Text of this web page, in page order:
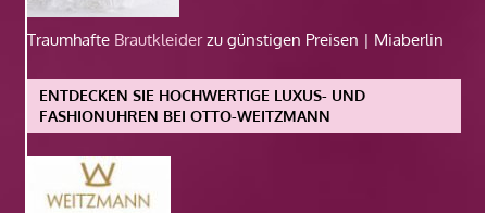
Traumhafte Brautkleiderzu günstigen Preisen | Miaberlin
ENTDECKEN SIE HOCHWERTIGE LUXUS- UND
FASHIONUHREN BEI OTTO-WEITZMANN